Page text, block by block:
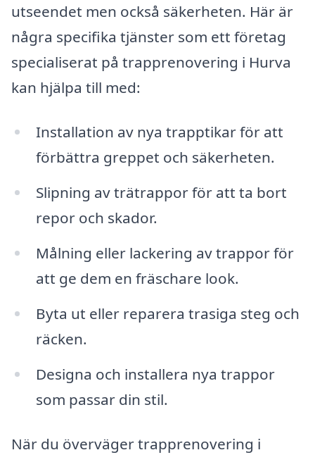
utseendet men också säkerheten. Här är
några specifika tjänster som ett företag
specialiserat på trapprenovering i Hurva
kan hjälpa till med:
Installation av nya trapptikar för att
förbättra greppet och säkerheten.
Slipning av trätrappor för att ta bort
repor och skador.
Målning eller lackering av trappor för
att ge dem en fräschare look.
Byta ut eller reparera trasiga steg och
räcken.
Designa och installera nya trappor
som passar din stil.
När du överväger trapprenovering i